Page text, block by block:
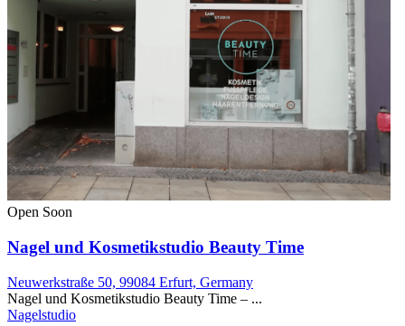
Open Soon
Nagel und Kosmetikstudio Beauty Time
Neuwerkstraße 50, 99084 Erfurt, Germany
Nagel und Kosmetikstudio Beauty Time – ...
Nagelstudio